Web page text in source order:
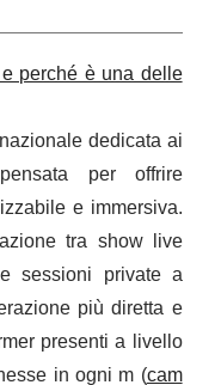
perché è una delle
dedicata ai
per offrire
e immersiva.
tra show live
sessioni private a
più diretta e
presenti a livello
in ogni m (cam